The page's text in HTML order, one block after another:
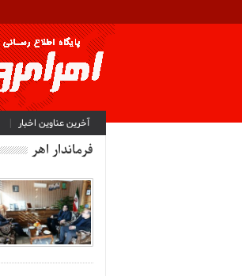
آخرین عناوین اخبار
فرماندار اهر